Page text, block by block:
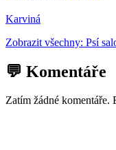
Karviná
Zobrazit všechny: Psí
💬 Komentáře
Zatím žádné komentáře.